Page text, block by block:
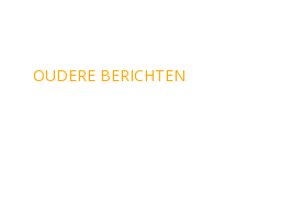
Berichtennavigatie
OUDERE BERICHTEN